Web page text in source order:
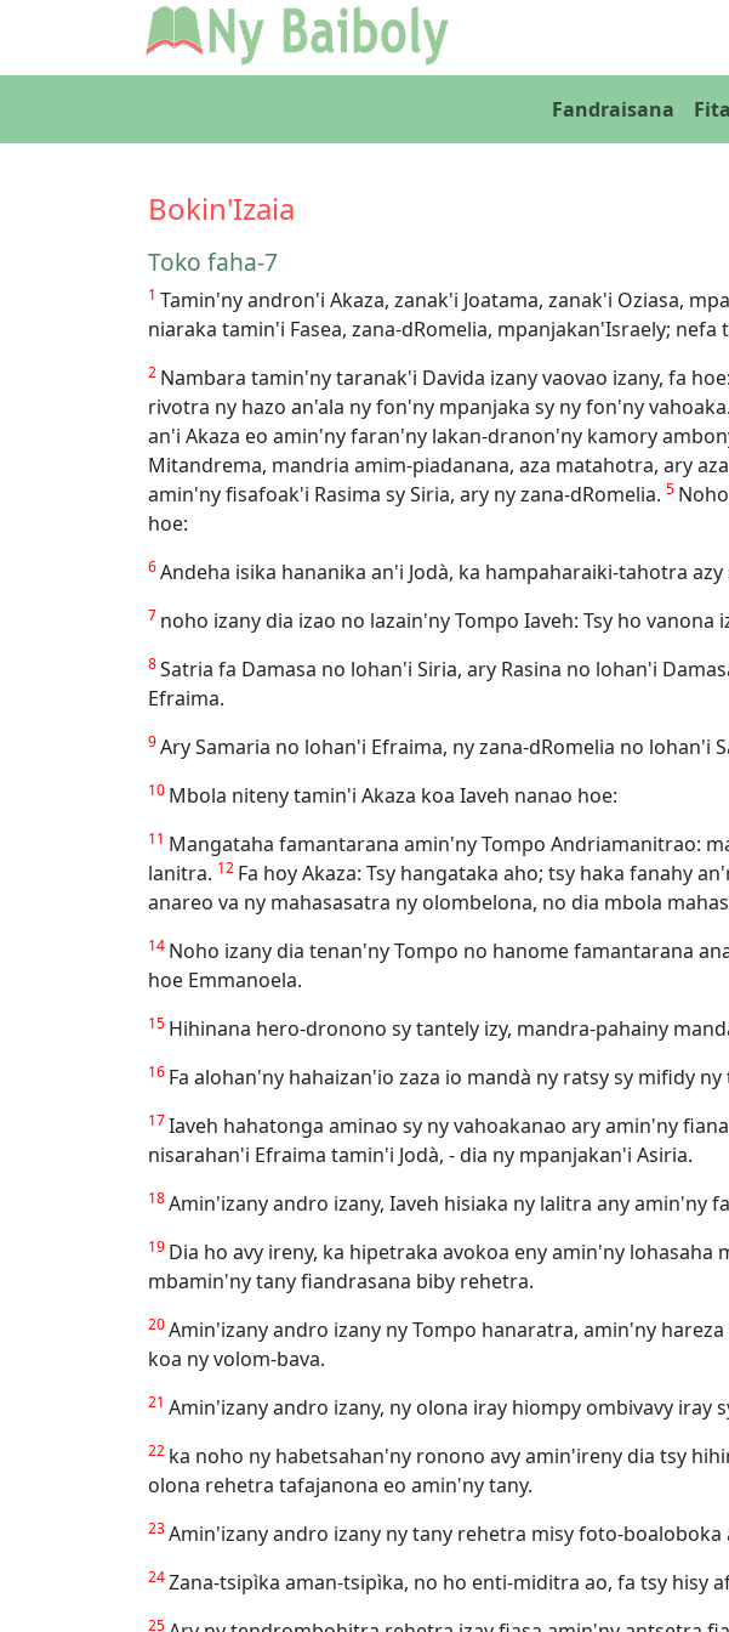
Fandraisana
Bokin'Izaia
Toko faha-7
1 Tamin'ny andron'i Akaza, zanak'i Joatama, zanak'i Oziasa,
niaraka tamin'i Fasea, zana-dRomelia, mpanjakan'Israely; nefa
2 Nambara tamin'ny taranak'i Davida izany vaovao izany, fa
rivotra ny hazo an'ala ny fon'ny mpanjaka sy ny fon'ny vahoaka.
an'i Akaza eo amin'ny faran'ny lakan-dranon'ny kamory
Mitandrema, mandria amim-piadanana, aza matahotra, ary
amin'ny fisafoak'i Rasima sy Siria, ary ny zana-dRomelia. 5
hoe:
6Andeha isika hananika an'i Jodà, ka hampaharaiki-tahotra
7 noho izany dia izao no lazain'ny Tompo Iaveh: Tsy ho vanona
8Satria fa Damasa no lohan'i Siria, ary Rasina no lohan'i
Efraima.
9Ary Samaria no lohan'i Efraima, ny zana-dRomelia no lohan'i
10 Mbola niteny tamin'i Akaza koa Iaveh nanao hoe:
11 Mangataha famantarana amin'ny Tompo Andriamanitrao:
lanitra. 12 Fa hoy Akaza: Tsy hangataka aho; tsy haka fanahy
anareo va ny mahasasatra ny olombelona, no dia mbola
14 Noho izany dia tenan'ny Tompo no hanome famantarana
hoe Emmanoela.
15 Hihinana hero-dronono sy tantely izy, mandra-pahainy
16 Fa alohan'ny hahaizan'io zaza io mandà ny ratsy sy mifidy
17Iaveh hahatonga aminao sy ny vahoakanao ary amin'ny
nisarahan'i Efraima tamin'i Jodà, - dia ny mpanjakan'i Asiria.
18Amin'izany andro izany, Iaveh hisiaka ny lalitra any amin'ny
19 Dia ho avy ireny, ka hipetraka avokoa eny amin'ny
mbamin'ny tany fiandrasana biby rehetra.
20Amin'izany andro izany ny Tompo hanaratra, amin'ny
koa ny volom-bava.
21 Amin'izany andro izany, ny olona iray hiompy ombivavy iray
22 ka noho ny habetsahan'ny ronono avy amin'ireny dia tsy
olona rehetra tafajanona eo amin'ny tany.
23Amin'izany andro izany ny tany rehetra misy foto-
24Zana-tsipìka aman-tsipìka, no ho enti-miditra ao, fa tsy hisy
25